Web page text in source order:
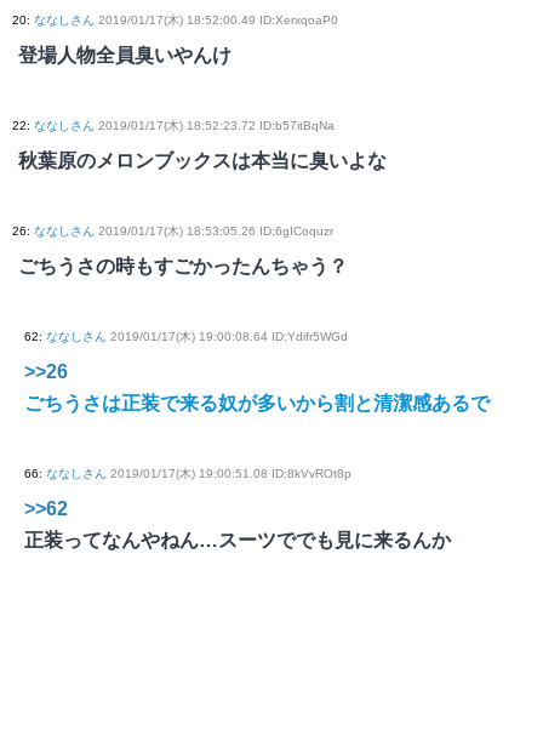
20: ななしさん 2019/01/17(木) 18:52:00.49 ID:XerxqoaP0
登場人物全員臭いやんけ
22: ななしさん 2019/01/17(木) 18:52:23.72 ID:b57itBqNa
秋葉原のメロンブックスは本当に臭いよな
26: ななしさん 2019/01/17(木) 18:53:05.26 ID:6gICoquzr
ごちうさの時もすごかったんちゃう？
62: ななしさん 2019/01/17(木) 19:00:08.64 ID:Ydifr5WGd
>>26
ごちうさは正装で来る奴が多いから割と清潔感あるで
66: ななしさん 2019/01/17(木) 19:00:51.08 ID:8kVvROt8p
>>62
正装ってなんやねん…スーツででも見に来るんか